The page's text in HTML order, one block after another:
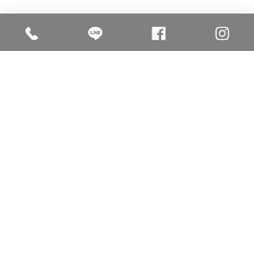
此外，治療一定要有耐心，才不會容